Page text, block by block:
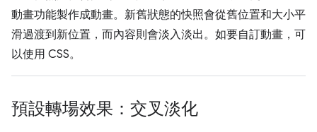
動畫功能製作成動畫。新舊狀態的快照會從舊位置和大小平
滑過渡到新位置，而內容則會淡入淡出。如要自訂動畫，可
以使用 CSS。
預設轉場效果：交叉淡化